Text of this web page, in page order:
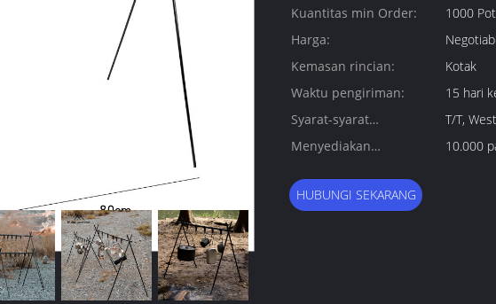
Kuantitas min Order:
1000
Harga:
Kemasan rincian:
Kotak
Waktu pengiriman:
15 hari
Syarat-syarat
pembayaran:
T/T,
Menyediakan
10.000
HUBUNGI SEKARANG